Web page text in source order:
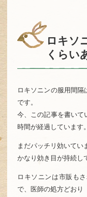
ロキソ
くらい
ロキソニンの服用間隔
です。
今、この記事を書いて
時間が経過しています。
まだパッチリ効いてい
かなり効き目が持続し
ロキソニンは市販も
で、医師の処方どおり